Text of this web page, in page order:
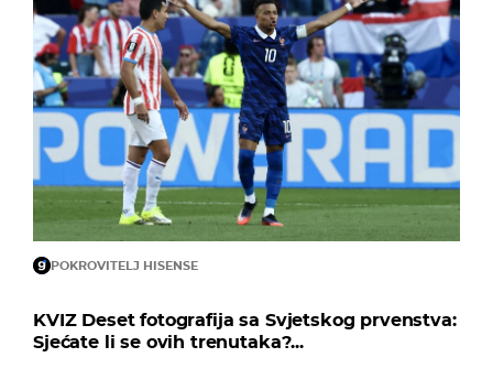
POKROVITELJ HISENSE
KVIZ Deset fotografija sa Svjetskog prvenstva:
Sjećate li se ovih trenutaka?...